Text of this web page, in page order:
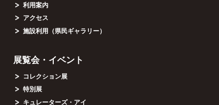
利用案内
アクセス
施設利用（県民ギャラリー）
展覧会・イベント
コレクション展
特別展
キュレーターズ・アイ